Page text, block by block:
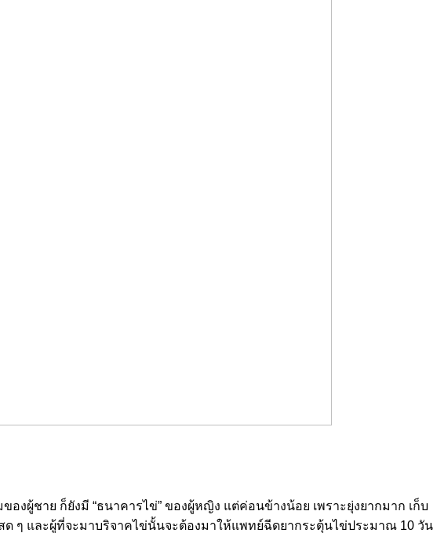
องผู้ชาย ก็ยังมี “ธนาคารไข่” ของผู้หญิง แต่ค่อนข้างน้อย เพราะยุ่งยากมาก เก็บ
ๆ และผู้ที่จะมาบริจาคไข่นั้นจะต้องมาให้แพทย์ฉีดยากระตุ้นไข่ประมาณ 10 วัน